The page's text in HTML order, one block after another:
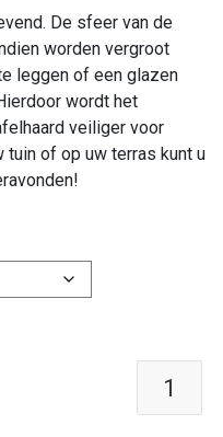
De sfeer van de
worden vergroot
leggen of een glazen
wordt het
veiliger voor
tuin of op uw terras kunt u